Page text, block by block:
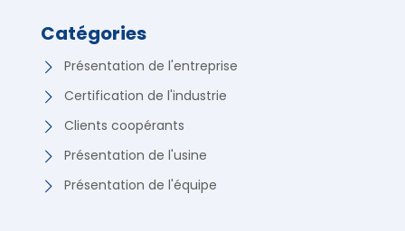
Catégories
Présentation de l'entreprise
Certification de l'industrie
Clients coopérants
Présentation de l'usine
Présentation de l'équipe